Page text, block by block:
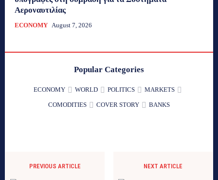
Αεροναυτιλίας
ECONOMY August 7, 2026
Popular Categories
ECONOMY WORLD POLITICS MARKETS
COMODITIES COVER STORY BANKS
PREVIOUS ARTICLE NEXT ARTICLE